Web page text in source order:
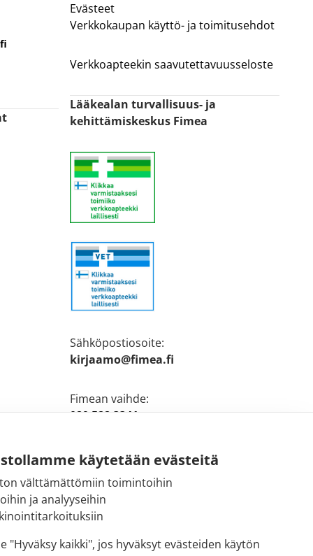
käytetään evästeitä
välttämättömiin toimintoihin
ja analyyseihin
"Hyväksy kaikki", jos hyväksyt evästeiden käytön
Evästeet
Verkkokaupan käyttö- ja toimitusehdot
Verkkoapteekin saavutettavuusseloste
Lääkealan turvallisuus- ja
kehittämiskeskus Fimea
Sähköpostiosoite:
kirjaamo@fimea.fi
Fimean vaihde:
029 522 3341